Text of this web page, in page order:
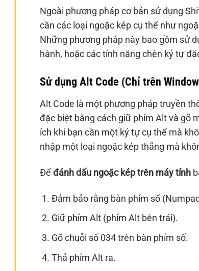
Ngoài phương pháp cơ bản sử dụng
cần các loại ngoặc kép cụ thể như
Những phương pháp này bao gồm sử
hành, hoặc các tính năng chèn ký tự
Sử dụng Alt Code (Chỉ trên
Alt Code là một phương pháp truyền
đặc biệt bằng cách giữ phím Alt và gõ
ích khi bạn cần một ký tự cụ thể mà
nhập một loại ngoặc kép thẳng mà
Để đánh dấu ngoặc kép trên máy tính
Đảm bảo rằng bàn phím số
Giữ phím Alt (phím Alt bên trái).
Gõ chuỗi số 034 trên bàn phím số.
Thả phím Alt ra.